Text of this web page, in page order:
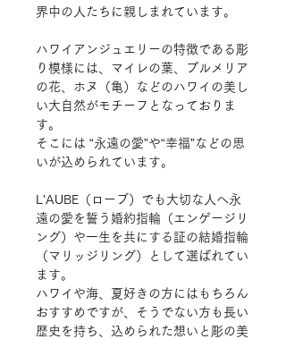
界中の人たちに親しまれています。
ハワイアンジュエリーの特徴である彫
り模様には、マイレの葉、プルメリア
の花、ホヌ（亀）などのハワイの美し
い大自然がモチーフとなっておりま
す。
そこには “永遠の愛”や“幸福”などの思
いが込められています。
’AUBE （ローブ）でも大切な人へ永
遠の愛を誓う婚約指輪（エンゲージリ
ング）や一生を共にする証の結婚指輪
（マリッジリング）として選ばれてい
ます。
ハワイや海、夏好きの方にはもちろん
おすすめですが、そうでない方も長い
歴史を持ち、込められた想いと彫の美